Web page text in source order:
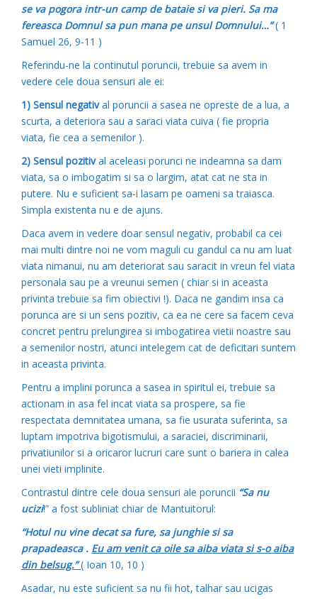
se va pogora intr-un camp de bataie si va pieri. Sa ma
fereasca Domnul sa pun mana pe unsul Domnului…”( 1
Samuel 26, 9-11 )
Referindu-ne la continutul poruncii, trebuie sa avem in
vedere cele doua sensuri ale ei:
1) Sensul negatival poruncii a sasea ne opreste de a lua, a
scurta, a deteriora sau a saraci viata cuiva ( fie propria
viata, fie cea a semenilor ).
2) Sensul pozitival aceleasi porunci ne indeamna sa dam
viata, sa o imbogatim si sa o largim, atat cat ne sta in
putere. Nu e suficient sa-i lasam pe oameni sa traiasca.
Simpla existenta nu e de ajuns.
Daca avem in vedere doar sensul negativ, probabil ca cei
mai multi dintre noi ne vom maguli cu gandul ca nu am luat
viata nimanui, nu am deteriorat sau saracit in vreun fel viata
personala sau pe a vreunui semen ( chiar si in aceasta
privinta trebuie sa fim obiectivi !). Daca ne gandim insa ca
porunca are si un sens pozitiv, ca ea ne cere sa facem ceva
concret pentru prelungirea si imbogatirea vietii noastre sau
a semenilor nostri, atunci intelegem cat de deficitari suntem
in aceasta privinta.
Pentru a implini porunca a sasea in spiritul ei, trebuie sa
actionam in asa fel incat viata sa prospere, sa fie
respectata demnitatea umana, sa fie usurata suferinta, sa
luptam impotriva bigotismului, a saraciei, discriminarii,
privatiunilor si a oricaror lucruri care sunt o bariera in calea
unei vieti implinite.
Contrastul dintre cele doua sensuri ale poruncii “Sa nu
ucizi!” a fost subliniat chiar de Mantuitorul:
“Hotul nu vine decat sa fure, sa junghie si sa
prapadeasca . Eu am venit ca oile sa aiba viata si s-o aiba
din belsug.” ( Ioan 10, 10 )
Asadar, nu este suficient sa nu fii hot, talhar sau ucigas